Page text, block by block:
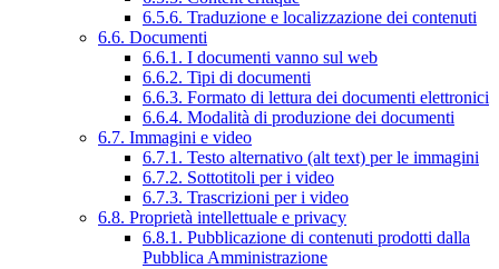
6.5.6. Traduzione e localizzazione dei contenuti
6.6. Documenti
6.6.1. I documenti vanno sul web
6.6.2. Tipi di documenti
6.6.3. Formato di lettura dei documenti elettronici
6.6.4. Modalità di produzione dei documenti
6.7. Immagini e video
6.7.1. Testo alternativo (alt text) per le immagini
6.7.2. Sottotitoli per i video
6.7.3. Trascrizioni per i video
6.8. Proprietà intellettuale e privacy
6.8.1. Pubblicazione di contenuti prodotti dalla
Pubblica Amministrazione